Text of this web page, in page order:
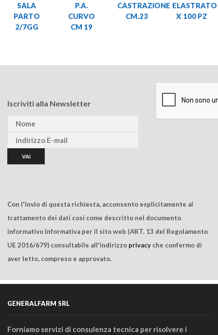
SALA
PARTO
2/7GG
P.A.
CURVO
CM 19
CASTRAZIONE
CM.23
X 100 PZ
Iscriviti alla Newsletter
Con l'invio di questa richiesta, acconsento esplicitamente al
trattamento dei dati così come descritto nel documento
informativo Informativa per il sito web (ART. 13 del Regolamento
UE 2016/679) consultabile all'indirizzo privacy che confermo di
aver letto, compreso e approvato.
GENERALFARM SRL
Forniamo servizi di consulenza tecnica per risolvere i